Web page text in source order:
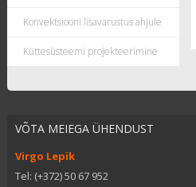
Konvektsiooni lisavarustus ahjule
Küttesüsteemi projekteerimine
VÕTA MEIEGA ÜHENDUST
Virgo Lepik
Tel: (+372) 50 67 952